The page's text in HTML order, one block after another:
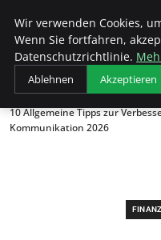
Unseretop10
Startseite
Finanzen &
10 Allgemeine Tipps zur
Kommunikation 2026
Wir verwenden Cookies,
Wenn Sie fortfahren,
Datenschutzrichtlinie.
Ablehnen Akzeptieren